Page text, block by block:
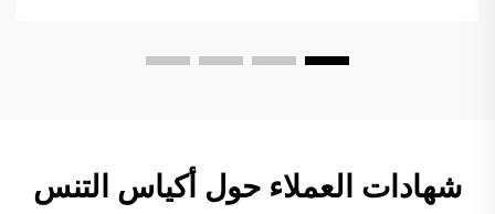
شهادات العملاء حول أكياس التنس